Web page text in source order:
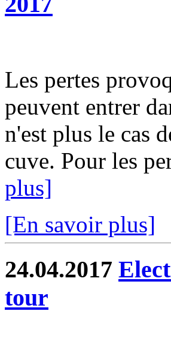
Les pertes
peuvent entrer
n'est plus le cas
cuve. Pour les
plus]
[En savoir plus]
24.04.2017
tour